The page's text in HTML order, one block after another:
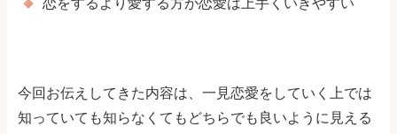
恋をするより愛する方が恋愛は上手くいきやすい
今回お伝えしてきた内容は、一見恋愛をしていく上では
知っていても知らなくてもどちらでも良いように見える